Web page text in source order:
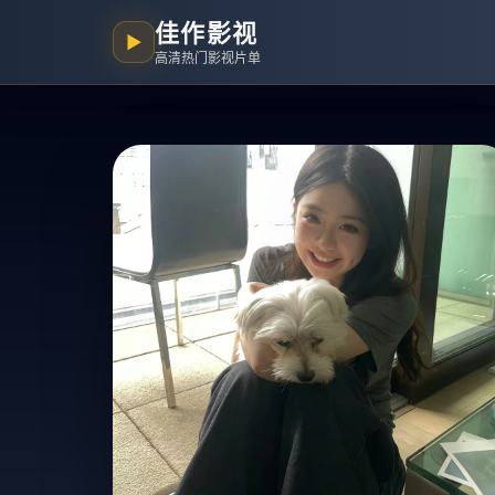
▶ 佳作影视
高清热门影视片单